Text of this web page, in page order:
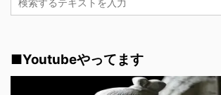
■Youtubeやってます